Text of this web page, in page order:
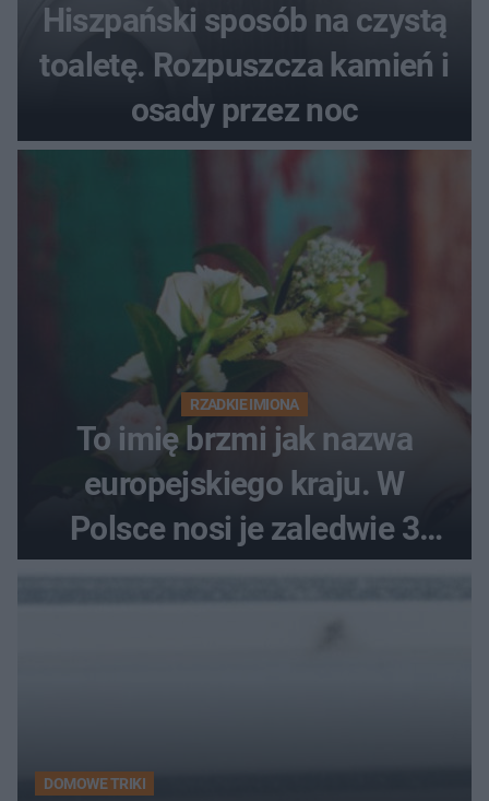
Hiszpański sposób na czystą
toaletę. Rozpuszcza kamień i
osady przez noc
RZADKIE IMIONA
To imię brzmi jak nazwa
europejskiego kraju. W
Polsce nosi je zaledwie 3
DOMOWE TRIKI